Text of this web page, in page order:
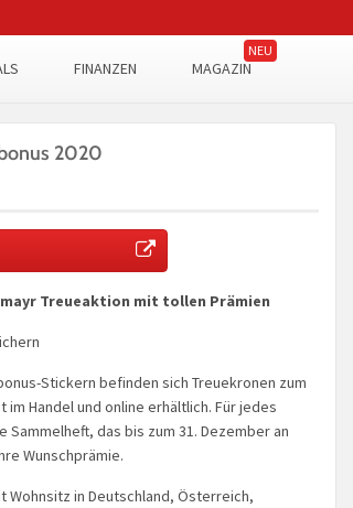
FINANZEN MAGAZIN
2020
Treueaktion mit tollen Prämien
Stickern befinden sich Treuekronen zum
im Handel und online erhältlich. Für jedes
das bis zum 31. Dezember an
Wunschprämie.
in Deutschland, Österreich,